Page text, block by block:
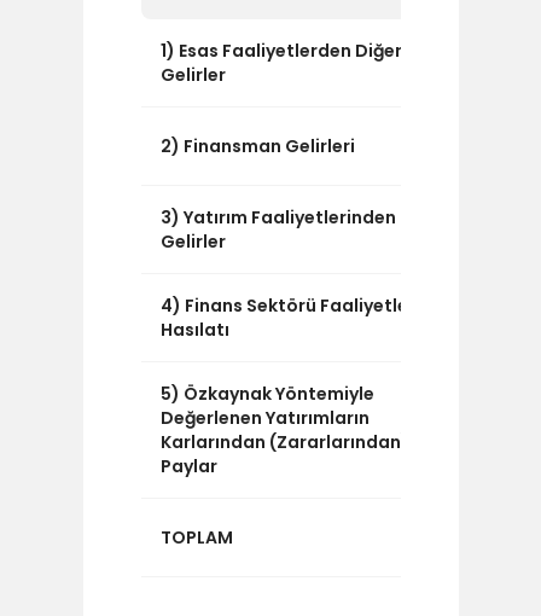
1) Esas Faaliyetlerden Diğer
Gelirler
2) Finansman Gelirleri
3) Yatırım Faaliyetlerinden
Gelirler
4) Finans Sektörü Faaliyetleri
Hasılatı
5) Özkaynak Yöntemiyle
Değerlenen Yatırımların
Karlarından (Zararlarından)
Paylar
TOPLAM